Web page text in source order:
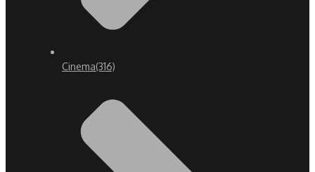
Cinema(316)